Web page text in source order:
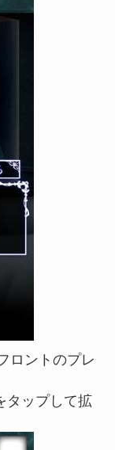
ロントのプレ
タップして拡